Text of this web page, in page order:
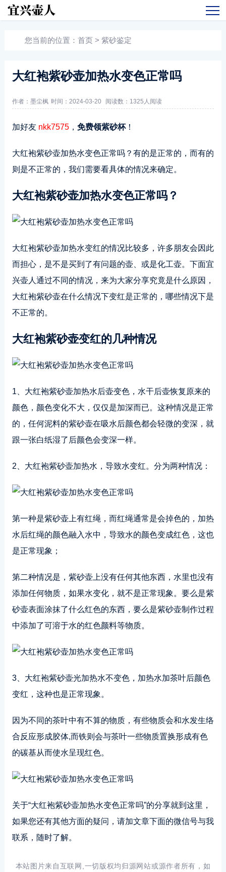
您当前的位置： 首页 > 紫砂鉴定
大红袍紫砂壶加热水变色正常吗
作者：墨尘枫 时间：2024-03-20 阅读数： 1325人阅读
加好友 nkk7575， 免费领紫砂杯！
大红袍紫砂壶加热水变色正常吗？有的是正常的，而有的
则是不正常的，我们需要看具体的情况来确定。
大红袍紫砂壶加热水变色正常吗？
大红袍紫砂壶加热水变红的情况比较多，许多朋友会因此
而担心，是不是买到了有问题的壶、或是化工壶。下面宜
兴壶人通过不同的情况，来为大家分享究竟是什么原因，
大红袍紫砂壶在什么情况下变红是正常的，哪些情况下是
不正常的。
大红袍紫砂壶变红的几种情况
1、大红袍紫砂壶加热水后壶变色，水干后壶恢复原来的
颜色，颜色变化不大，仅仅是加深而已。这种情况是正常
的，任何泥料的紫砂壶在吸水后颜色都会轻微的变深，就
跟一张白纸湿了后颜色会变深一样。
2、大红袍紫砂壶加热水，导致水变红。分为两种情况：
第一种是紫砂壶上有红绳，而红绳通常是会掉色的，加热
水后红绳的颜色融入水中，导致水的颜色变成红色，这也
是正常现象；
第二种情况是，紫砂壶上没有任何其他东西，水里也没有
添加任何物质，如果水变化，就不是正常现象。要么是紫
砂壶表面涂抹了什么红色的东西，要么是紫砂壶制作过程
中添加了可溶于水的红色颜料等物质。
3、大红袍紫砂壶光加热水不变色，加热水加茶叶后颜色
变红，这种也是正常现象。
因为不同的茶叶中有不算的物质，有些物质会和水发生络
合反应形成胶体,而铁则会与茶叶一些物质置换形成有色
的碳基从而使水呈现红色。
关于“大红袍紫砂壶加热水变色正常吗”的分享就到这里，
如果您还有其他方面的疑问，请加文章下面的微信号与我
联系，随时了解。
本站图片来自互联网,一切版权均归源网站或源作者所有，如